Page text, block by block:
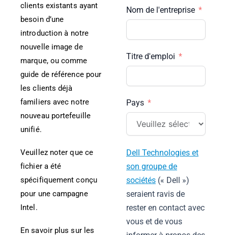
clients existants ayant
besoin d’une
introduction à notre
nouvelle image de
marque, ou comme
guide de référence pour
les clients déjà
familiers avec notre
nouveau portefeuille
unifié.
Veuillez noter que ce
fichier a été
spécifiquement conçu
pour une campagne
Intel.
En savoir plus sur les
Nom de l'entreprise
Titre d'emploi
Pays
Dell Technologies et
son groupe de
sociétés (« Dell »)
seraient ravis de
rester en contact avec
vous et de vous